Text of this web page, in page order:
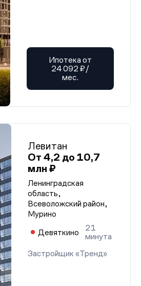
Ипотека от
24 092 ₽/
мес.
Левитан
От 4,2 до 10,7
млн ₽
Ленинградская
область,
Всеволожский район,
Мурино
Девяткино
21
минута
Застройщик «Тренд»